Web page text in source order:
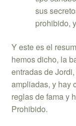
sus
prohibido,
Y este es el
hemos dicho, la
entradas de
ampliadas, y hay
reglas de fama y
Prohibido.